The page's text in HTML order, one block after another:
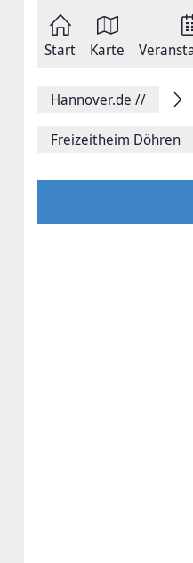
springen
Start Karte
Facebook
Kopieren
Hannover.de //
Freizeitheim Döhren